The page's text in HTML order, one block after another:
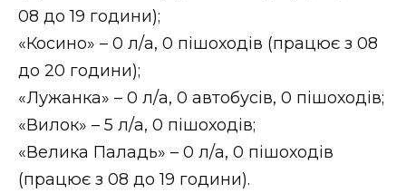
08 до 19 години);
«Косино» – 0 л/а, 0 пішоходів (працює з 08
до 20 години);
«Лужанка» – 0 л/а, 0 автобусів, 0 пішоходів;
«Вилок» – 5 л/а, 0 пішоходів;
«Велика Паладь» – 0 л/а, 0 пішоходів
(працює з 08 до 19 години).